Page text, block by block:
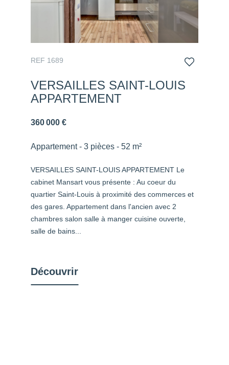
REF 1689
VERSAILLES SAINT-LOUIS
APPARTEMENT
360 000 €
Appartement - 3 pièces - 52 m²
VERSAILLES SAINT-LOUIS APPARTEMENT Le
cabinet Mansart vous présente : Au coeur du
quartier Saint-Louis à proximité des commerces et
des gares. Appartement dans l'ancien avec 2
chambres salon salle à manger cuisine ouverte,
salle de bains...
Découvrir